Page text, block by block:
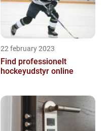
22 february 2023
Find professionelt
hockeyudstyr online